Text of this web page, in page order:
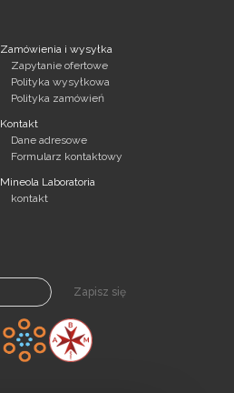
Zamówienia i wysyłka
Zapytanie ofertowe
Polityka wysyłkowa
Polityka zamówień
Kontakt
Dane adresowe
Formularz kontaktowy
Mineola Laboratoria
kontakt
Zapisz się